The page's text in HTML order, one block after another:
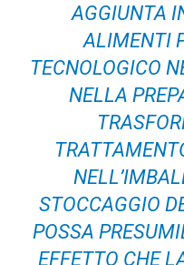
AGGIUNTA
ALIMENTI
TECNOLOGICO
NELLA
STOCCAGGIO
POSSA
EFFETTO CHE